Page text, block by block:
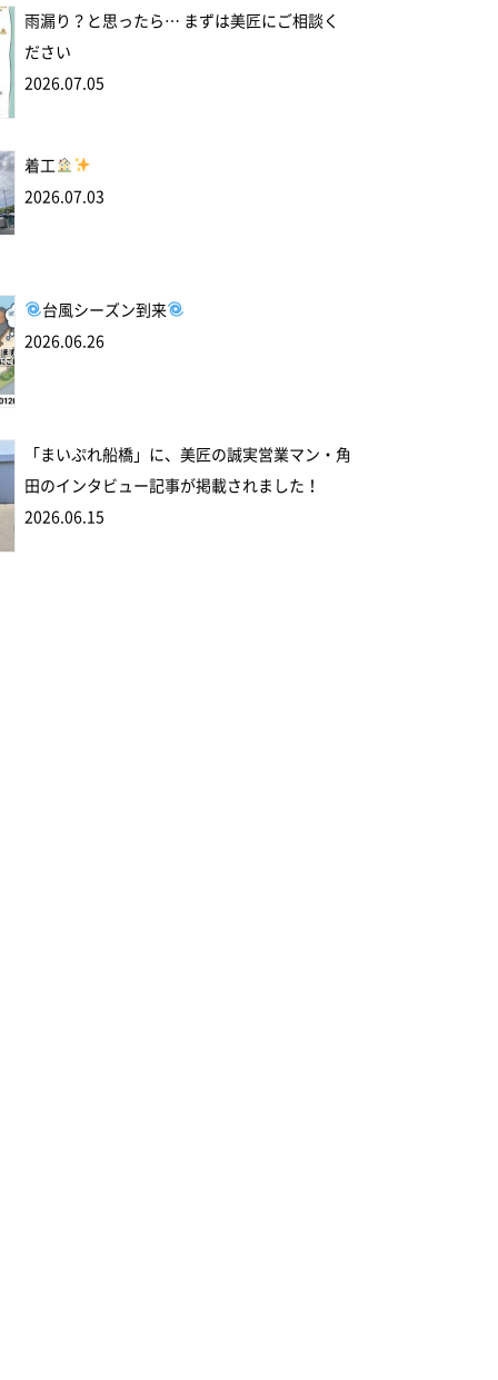
雨漏り？と思ったら… まずは美匠にご相談く
ださい
2026.07.05
着工
2026.07.03
台風シーズン到来
2026.06.26
「まいぷれ船橋」に、美匠の誠実営業マン・角
田のインタビュー記事が掲載されました！
2026.06.15